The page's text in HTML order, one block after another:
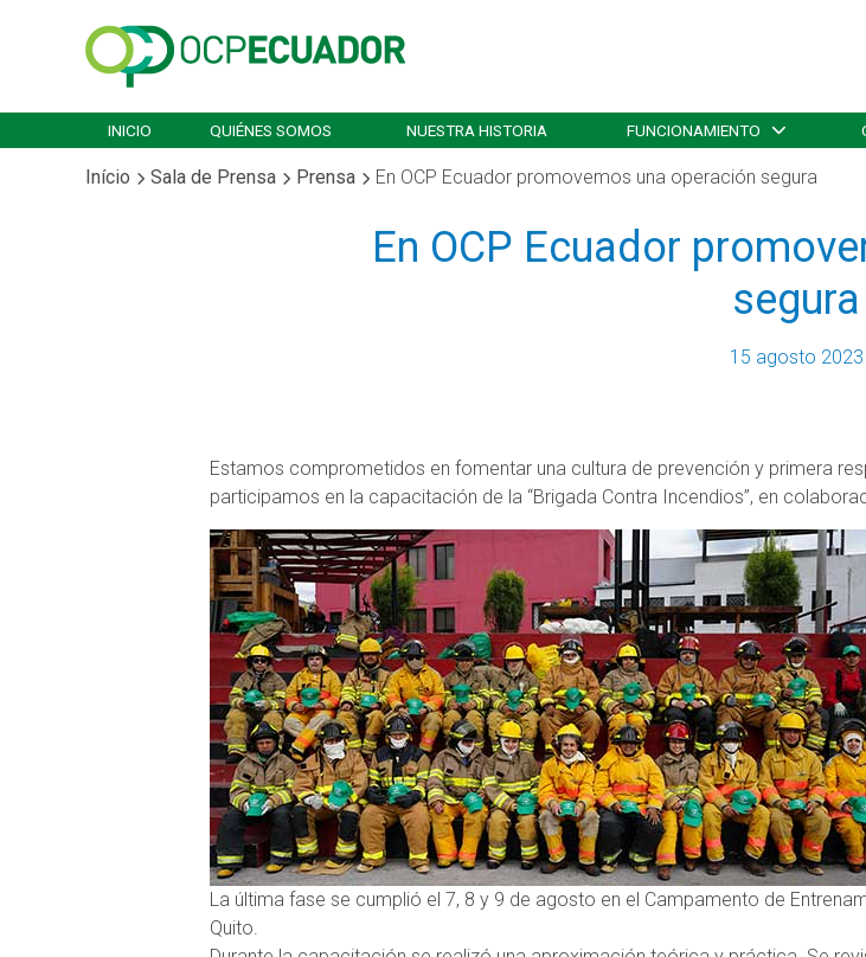
INICIO QUIÉNES SOMOS NUESTRA HISTORIA FUNCIONAMIENTO
Início Sala de Prensa Prensa En OCP Ecuador promovemos una operación segura
En OCP Ecuador
segura
15 agosto 2023
Estamos comprometidos en fomentar una cultura de prevención y primera
participamos en la capacitación de la “Brigada Contra Incendios”, en
La última fase se cumplió el 7, 8 y 9 de agosto en el Campamento de
Quito.